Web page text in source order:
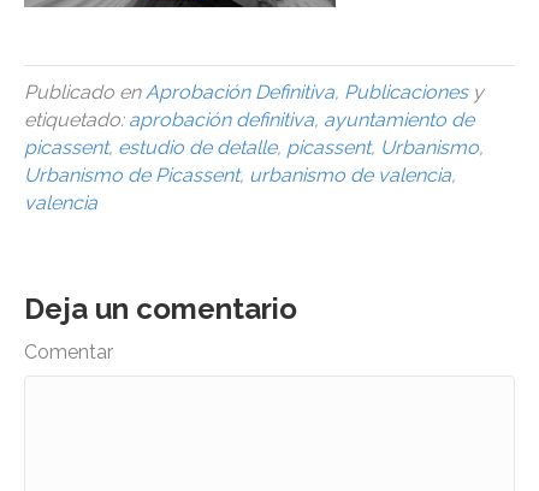
Publicado enAprobación Definitiva, Publicacionesy
etiquetado: aprobación definitiva, ayuntamiento de
picassent, estudio de detalle, picassent, Urbanismo,
Urbanismo de Picassent, urbanismo de valencia,
valencia
Deja un comentario
Comentar